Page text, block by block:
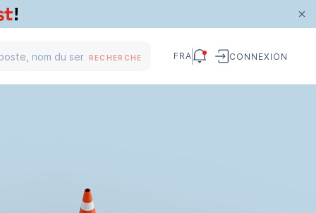
RECHERCHE FRA CONNEXION